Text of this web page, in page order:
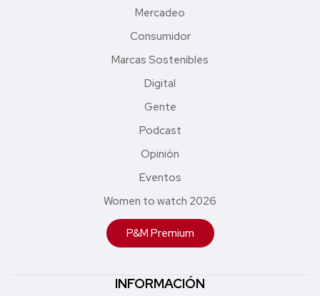
Mercadeo
Consumidor
Marcas Sostenibles
Digital
Gente
Podcast
Opinión
Eventos
Women to watch 2026
P&M Premium
INFORMACIÓN